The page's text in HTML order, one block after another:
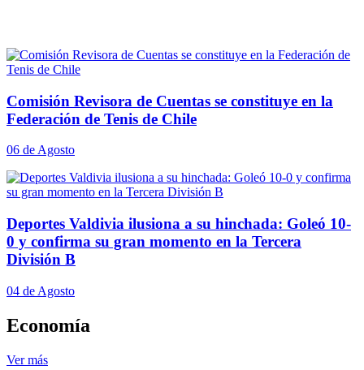
Comisión Revisora de Cuentas se constituye en la
Federación de Tenis de Chile
06 de Agosto
Deportes Valdivia ilusiona a su hinchada: Goleó 10-
0 y confirma su gran momento en la Tercera
División B
04 de Agosto
Economía
Ver más